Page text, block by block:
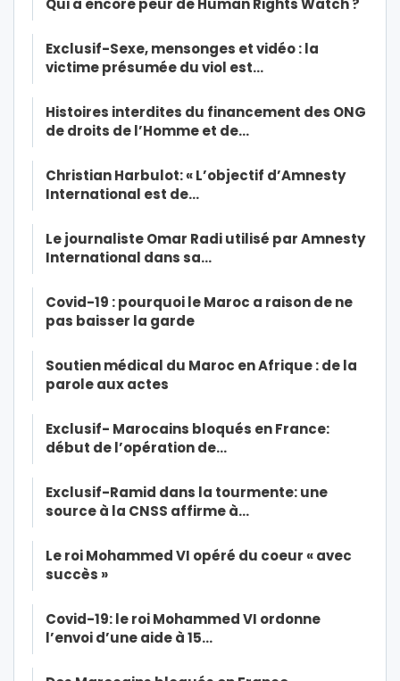
Qui a encore peur de Human Rights Watch ?
Exclusif-Sexe, mensonges et vidéo : la
victime présumée du viol est…
Histoires interdites du financement des ONG
de droits de l’Homme et de…
Christian Harbulot: « L’objectif d’Amnesty
International est de…
Le journaliste Omar Radi utilisé par Amnesty
International dans sa…
Covid-19 : pourquoi le Maroc a raison de ne
pas baisser la garde
Soutien médical du Maroc en Afrique : de la
parole aux actes
Exclusif- Marocains bloqués en France:
début de l’opération de…
Exclusif-Ramid dans la tourmente: une
source à la CNSS affirme à…
Le roi Mohammed VI opéré du coeur « avec
succès »
Covid-19: le roi Mohammed VI ordonne
l’envoi d’une aide à 15…